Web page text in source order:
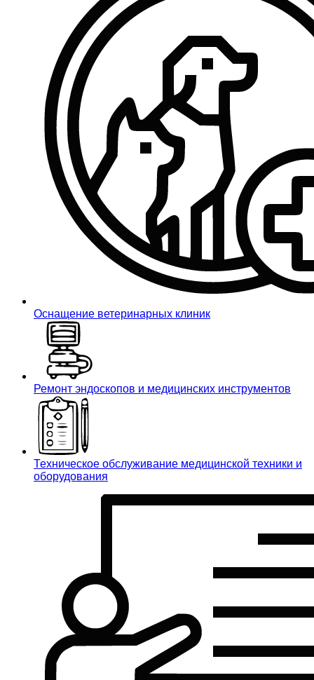
Оснащение ветеринарных клиник
Ремонт эндоскопов и медицинских инструментов
Техническое обслуживание медицинской техники и
оборудования